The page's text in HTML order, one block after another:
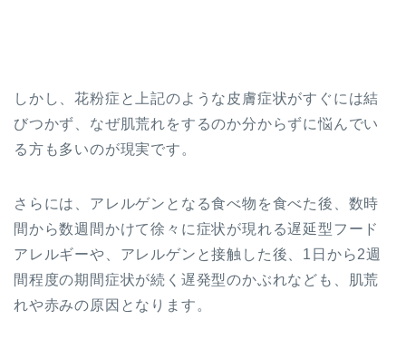
しかし、花粉症と上記のような皮膚症状がすぐには結
びつかず、なぜ肌荒れをするのか分からずに悩んでい
る方も多いのが現実です。
さらには、アレルゲンとなる食べ物を食べた後、数時
間から数週間かけて徐々に症状が現れる遅延型フード
アレルギーや、アレルゲンと接触した後、1日から2週
間程度の期間症状が続く遅発型のかぶれなども、肌荒
れや赤みの原因となります。